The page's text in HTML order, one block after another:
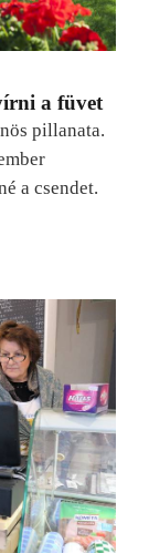
a füvet
pillanata.
a csendet.